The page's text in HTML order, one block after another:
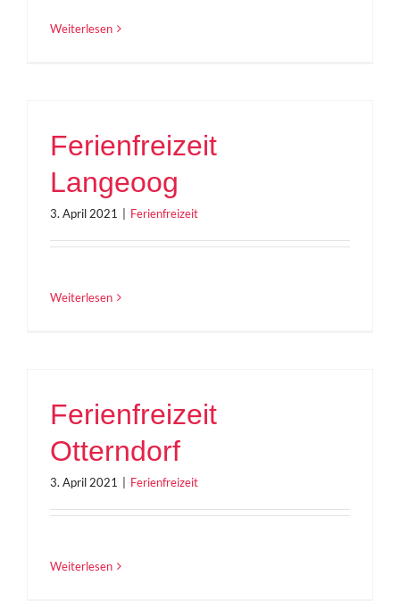
Weiterlesen
Ferienfreizeit
Langeoog
3. April 2021 Ferienfreizeit
Weiterlesen
Ferienfreizeit
Otterndorf
3. April 2021 Ferienfreizeit
Weiterlesen